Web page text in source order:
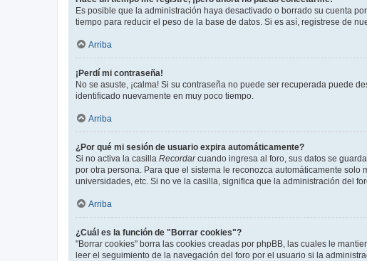
Es posible que la administración haya desactivado o borrado su cuenta
tiempo para reducir el peso de la base de datos. Si es así, registrese de
Arriba
¡Perdí mi contraseña!
No se asuste, ¡calma! Si su contraseña no puede ser recuperada puede
identificado nuevamente en muy poco tiempo.
Arriba
¿Por qué mi sesión de usuario expira automáticamente?
Si no activa la casilla Recordarcuando ingresa al foro, sus datos se
por otra persona. Para que el sistema le reconozca automáticamente
universidades, etc. Si no ve la casilla, significa que la administración del
Arriba
¿Cuál es la función de "Borrar cookies"?
"Borrar cookies" borra las cookies creadas por phpBB, las cuales le
leer el seguimiento de la navegación del foro por el usuario si la